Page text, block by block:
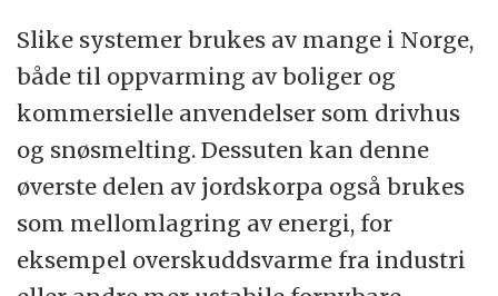
Slike systemer brukes av mange i Norge,
både til oppvarming av boliger og
kommersielle anvendelser som drivhus
og snøsmelting. Dessuten kan denne
øverste delen av jordskorpa også brukes
som mellomlagring av energi, for
eksempel overskuddsvarme fra industri